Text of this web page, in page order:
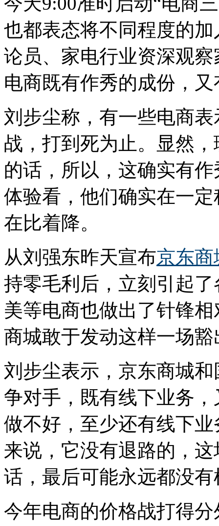
也都表态将不同程度的
论员、家电行业资深观
电商既有作秀的成份，
刘步尘称，有一些电商
战，打到死为止。显然
的话，所以，这确实有
体验看，他们确实在一
在比着降。
从刘强东昨天宣布京东商
持零毛利后，立刻引起
美等电商也做出了针锋
商城敢于发动这样一场
刘步尘表示，京东商城
争对手，既有线下业务
做不好，至少还有线下
来说，它没有退路的，
话，最后可能永远都没
今年电商的价格战打得